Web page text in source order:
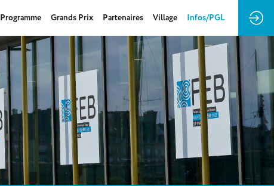
Programme Grands Prix Partenaires Village Infos/PGL